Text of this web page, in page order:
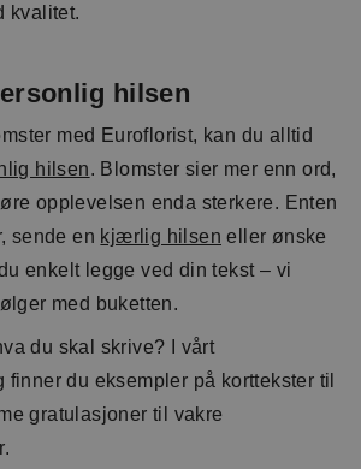
kvalitet.
hilsen
med Euroflorist, kan du alltid
hilsen. Blomster sier mer enn ord,
opplevelsen enda sterkere. Enten
sende en kjærlig hilsen eller ønske
enkelt legge ved din tekst – vi
med buketten.
du skal skrive? I vårt
du eksempler på korttekster til
gratulasjoner til vakre